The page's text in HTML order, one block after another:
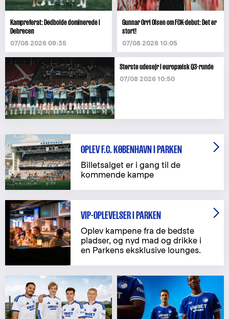
Kampreferat: Dødbolde dominerede i
Debrecen
07/08 2026 09:35
Gunnar Orri Olsen om FCK-debut: Det er
stort!
07/08 2026 10:05
Største udesejr i europæisk Q3-runde
07/08 2026 10:50
OPLEV F.C. KØBENHAVN I PARKEN
Billetsalget er i gang til de
kommende kampe
VIP-OPLEVELSER I PARKEN
Oplev kampene fra de bedste
pladser, og nyd mad og drikke i
en Parkens eksklusive lounges.